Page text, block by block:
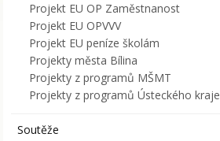
Projekt EU OP Zaměstnanost
Projekt EU OPVVV
Projekt EU peníze školám
Projekty města Bílina
Projekty z programů MŠMT
Projekty z programů Ústeckého kraje
Soutěže